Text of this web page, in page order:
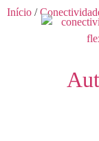
Início /